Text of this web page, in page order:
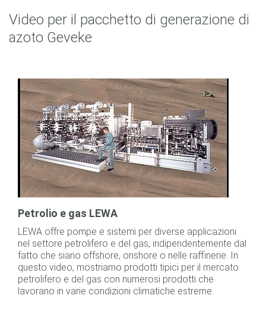
Video per il pacchetto di generazione di
azoto Geveke
Petrolio e gas LEWA
LEWA offre pompe e sistemi per diverse applicazioni
nel settore petrolifero e del gas, indipendentemente dal
fatto che siano offshore, onshore o nelle raffinerie. In
questo video, mostriamo prodotti tipici per il mercato
petrolifero e del gas con numerosi prodotti che
lavorano in varie condizioni climatiche estreme.